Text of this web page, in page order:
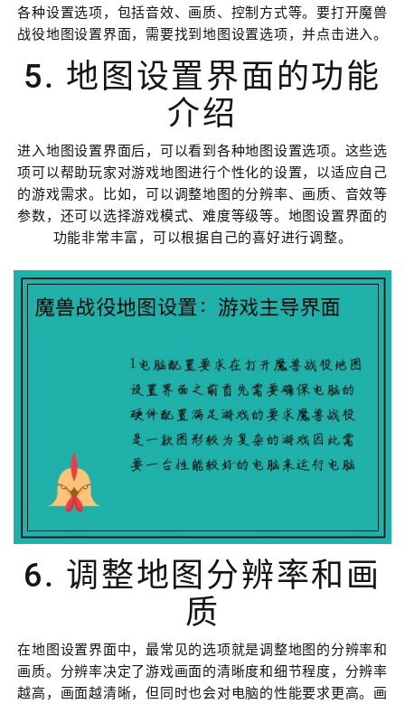
各种设置选项，包括音效、画质、控制方式等。要打开魔兽
战役地图设置界面，需要找到地图设置选项，并点击进入。
5. 地图设置界面的功能
介绍
进入地图设置界面后，可以看到各种地图设置选项。这些选
项可以帮助玩家对游戏地图进行个性化的设置，以适应自己
的游戏需求。比如，可以调整地图的分辨率、画质、音效等
参数，还可以选择游戏模式、难度等级等。地图设置界面的
功能非常丰富，可以根据自己的喜好进行调整。
6. 调整地图分辨率和画
质
在地图设置界面中，最常见的选项就是调整地图的分辨率和
画质。分辨率决定了游戏画面的清晰度和细节程度，分辨率
越高，画面越清晰，但同时也会对电脑的性能要求更高。画